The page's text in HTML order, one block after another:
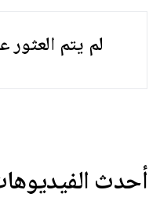
لم يتم العثور
أحدث